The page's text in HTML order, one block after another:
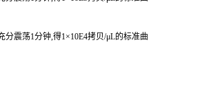
分震荡1分钟,得1×10E4拷贝/μL的标准曲